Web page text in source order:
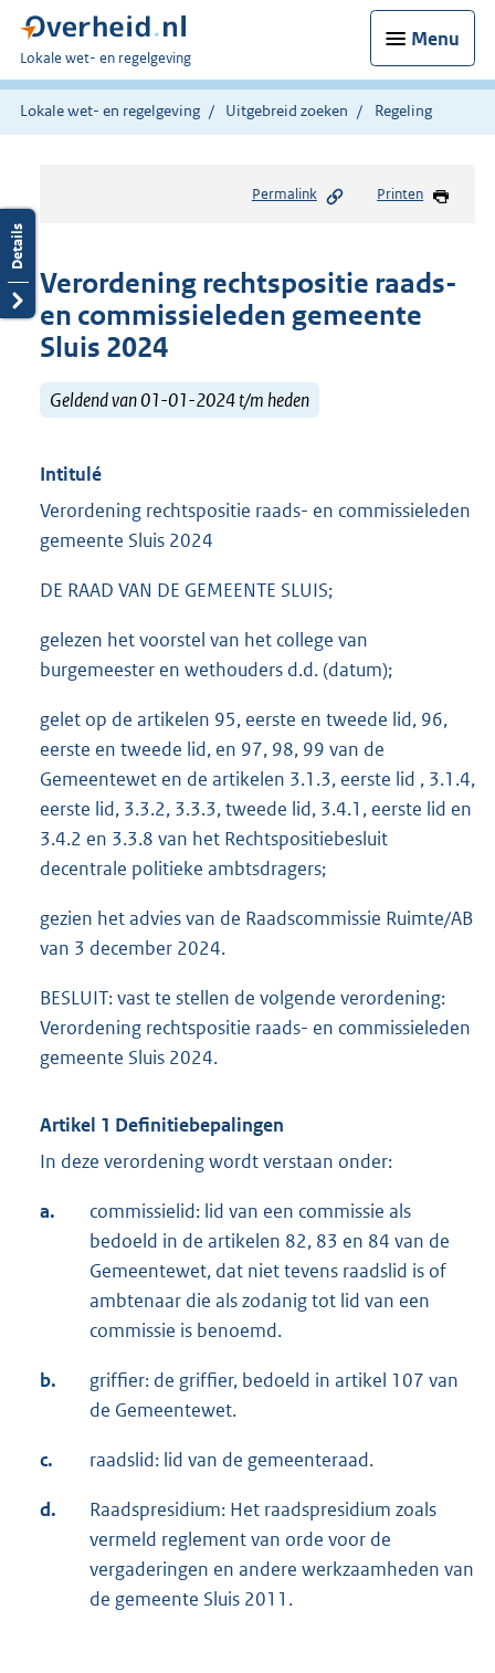
Menu
U
bent
hier:
Lokale wet- en regelgeving
Lokale wet- en regelgeving Uitgebreid zoeken Regeling
Permalink Printen
Verordening rechtspositie raads-
en commissieleden gemeente
Sluis 2024
Geldend van 01-01-2024 t/m heden
Intitulé
Verordening rechtspositie raads- en commissieleden
gemeente Sluis 2024
DE RAAD VAN DE GEMEENTE SLUIS;
gelezen het voorstel van het college van
burgemeester en wethouders d.d. (datum);
gelet op de artikelen 95, eerste en tweede lid, 96,
eerste en tweede lid, en 97, 98, 99 van de
Gemeentewet en de artikelen 3.1.3, eerste lid , 3.1.4,
eerste lid, 3.3.2, 3.3.3, tweede lid, 3.4.1, eerste lid en
3.4.2 en 3.3.8 van het Rechtspositiebesluit
decentrale politieke ambtsdragers;
gezien het advies van de Raadscommissie Ruimte/AB
van 3 december 2024.
BESLUIT: vast te stellen de volgende verordening:
Verordening rechtspositie raads- en commissieleden
gemeente Sluis 2024.
Artikel 1 Definitiebepalingen
In deze verordening wordt verstaan onder:
a.
commissielid: lid van een commissie als
bedoeld in de artikelen 82, 83 en 84 van de
Gemeentewet, dat niet tevens raadslid is of
ambtenaar die als zodanig tot lid van een
commissie is benoemd.
b.
griffier: de griffier, bedoeld in artikel 107 van
de Gemeentewet.
c. raadslid: lid van de gemeenteraad.
d.
Raadspresidium: Het raadspresidium zoals
vermeld reglement van orde voor de
vergaderingen en andere werkzaamheden van
de gemeente Sluis 2011.